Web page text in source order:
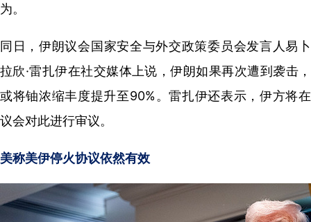
为。
同日，伊朗议会国家安全与外交政策委员会发言人易卜
拉欣·雷扎伊在社交媒体上说，伊朗如果再次遭到袭击，
或将铀浓缩丰度提升至90%。雷扎伊还表示，伊方将在
议会对此进行审议。
美称美伊停火协议依然有效